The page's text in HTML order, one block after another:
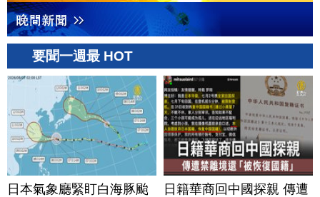
要聞一週最 HOT
日本氣象廳緊盯白海豚颱
日籍華商回中國探親 傳遭